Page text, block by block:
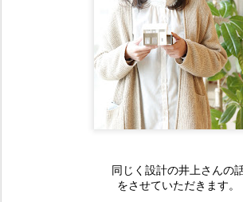
同じく設計の井上さんの
をさせていただきます。